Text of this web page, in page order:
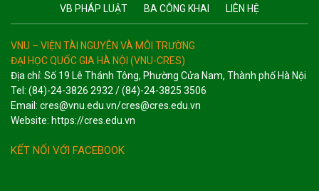
VB PHÁP LUẬT
BA CÔNG KHAI LIÊN HỆ
VNU – VIỆN TÀI NGUYÊN VÀ MÔI TRƯỜNG
ĐẠI HỌC QUỐC GIA HÀ NỘI (VNU-CRES)
Địa chỉ: Số 19 Lê Thánh Tông, Phường Cửa Nam, Thành phố Hà Nội
Tel: (84)-24-3826 2932 / (84)-24-3825 3506
Email: cres@vnu.edu.vn/cres@cres.edu.vn
Website: https://cres.edu.vn
KẾT NỐI VỚI FACEBOOK